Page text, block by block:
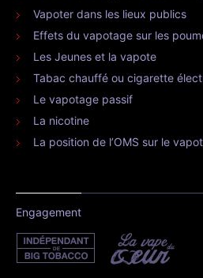
Vapoter dans les lieux publics
Effets du vapotage sur les
Les Jeunes et la vapote
Tabac chauffé ou cigarette
Le vapotage passif
La nicotine
La position de l’OMS sur le
Engagement